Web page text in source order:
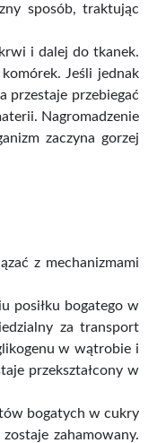
sposób, traktując
i dalej do tkanek.
Jeśli jednak
przestaje przebiegać
Nagromadzenie
zaczyna gorzej
z mechanizmami
posiłku bogatego w
za transport
w wątrobie i
przekształcony w
bogatych w cukry
zahamowany.